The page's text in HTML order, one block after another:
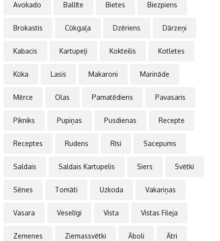
Avokado Ballīte Bietes Biezpiens
Brokastis Cūkgaļa Dzēriens Dārzeņi
Kabacis Kartupeļi Kokteilis Kotletes
Kūka Lasis Makaroni Marināde
Mērce Olas Pamatēdiens Pavasaris
Pikniks Pupiņas Pusdienas Recepte
Receptes Rudens Rīsi Sacepums
Saldais Saldais Kartupelis Siers Svētki
Sēnes Tomāti Uzkoda Vakariņas
Vasara Veselīgi Vista Vistas Fileja
Zemenes Ziemassvētki Āboli Ātri